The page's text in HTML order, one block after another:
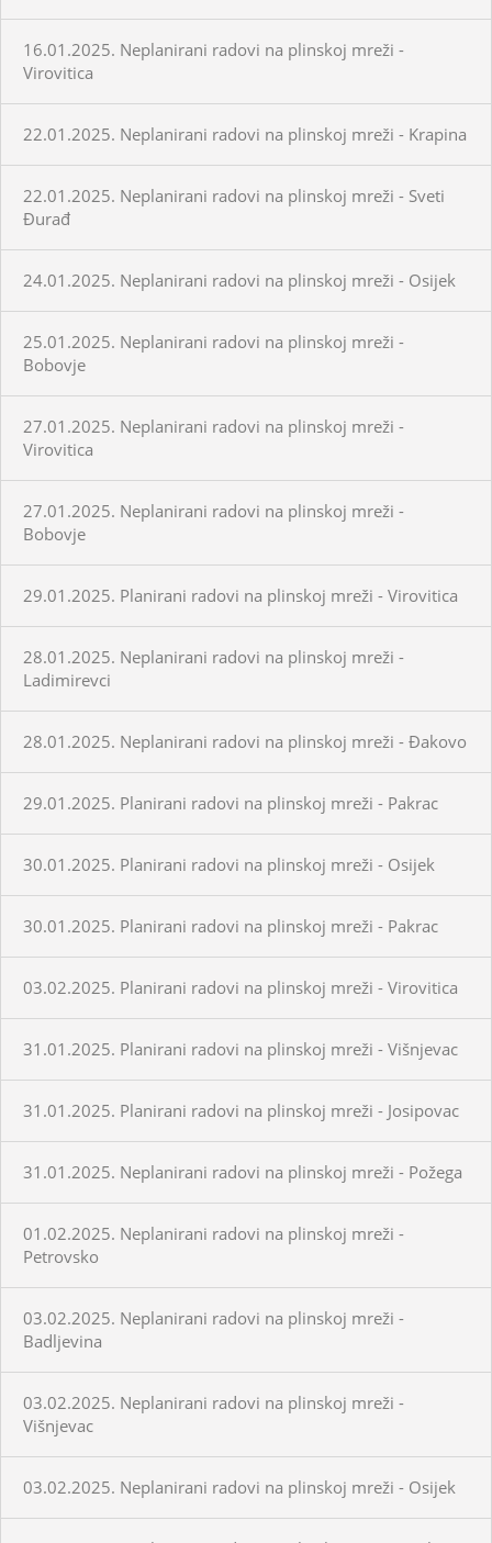
16.01.2025. Neplanirani radovi na plinskoj mreži -
Virovitica
22.01.2025. Neplanirani radovi na plinskoj mreži - Krapina
22.01.2025. Neplanirani radovi na plinskoj mreži - Sveti
Đurađ
24.01.2025. Neplanirani radovi na plinskoj mreži - Osijek
25.01.2025. Neplanirani radovi na plinskoj mreži -
Bobovje
27.01.2025. Neplanirani radovi na plinskoj mreži -
Virovitica
27.01.2025. Neplanirani radovi na plinskoj mreži -
Bobovje
29.01.2025. Planirani radovi na plinskoj mreži - Virovitica
28.01.2025. Neplanirani radovi na plinskoj mreži -
Ladimirevci
28.01.2025. Neplanirani radovi na plinskoj mreži - Đakovo
29.01.2025. Planirani radovi na plinskoj mreži - Pakrac
30.01.2025. Planirani radovi na plinskoj mreži - Osijek
30.01.2025. Planirani radovi na plinskoj mreži - Pakrac
03.02.2025. Planirani radovi na plinskoj mreži - Virovitica
31.01.2025. Planirani radovi na plinskoj mreži - Višnjevac
31.01.2025. Planirani radovi na plinskoj mreži - Josipovac
31.01.2025. Neplanirani radovi na plinskoj mreži - Požega
01.02.2025. Neplanirani radovi na plinskoj mreži -
Petrovsko
03.02.2025. Neplanirani radovi na plinskoj mreži -
Badljevina
03.02.2025. Neplanirani radovi na plinskoj mreži -
Višnjevac
03.02.2025. Neplanirani radovi na plinskoj mreži - Osijek